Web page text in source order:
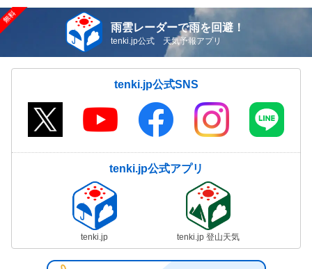
雨雲レーダーで雨を回避！
tenki.jp公式 天気予報アプリ
tenki.jp公式SNS
tenki.jp公式アプリ
tenki.jp tenki.jp 登山天気